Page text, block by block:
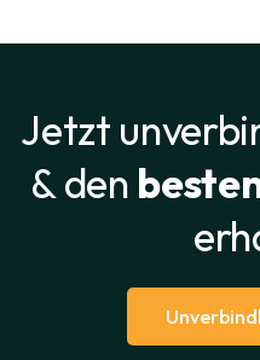
Jetzt
& den